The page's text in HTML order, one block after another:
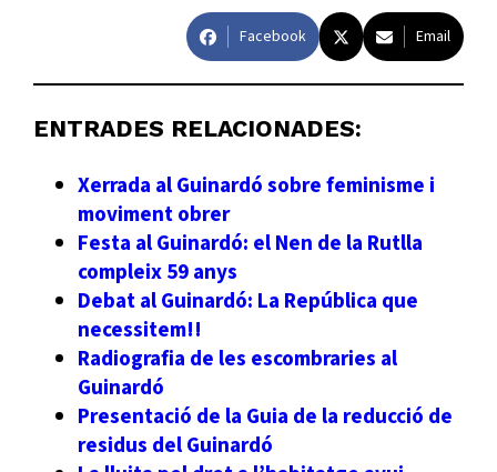
Facebook Email
ENTRADES RELACIONADES:
Xerrada al Guinardó sobre feminisme i
moviment obrer
Festa al Guinardó: el Nen de la Rutlla
compleix 59 anys
Debat al Guinardó: La República que
necessitem!!
Radiografia de les escombraries al
Guinardó
Presentació de la Guia de la reducció de
residus del Guinardó